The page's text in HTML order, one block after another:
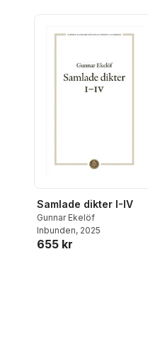
Samlade dikter I-IV
Gunnar Ekelöf
Inbunden, 2025
655 kr